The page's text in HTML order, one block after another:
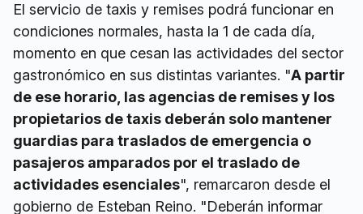
El servicio de taxis y remises podrá funcionar en
condiciones normales, hasta la 1 de cada día,
momento en que cesan las actividades del sector
gastronómico en sus distintas variantes. "A partir
de ese horario, las agencias de remises y los
propietarios de taxis deberán solo mantener
guardias para traslados de emergencia o
pasajeros amparados por el traslado de
actividades esenciales", remarcaron desde el
gobierno de Esteban Reino. "Deberán informar